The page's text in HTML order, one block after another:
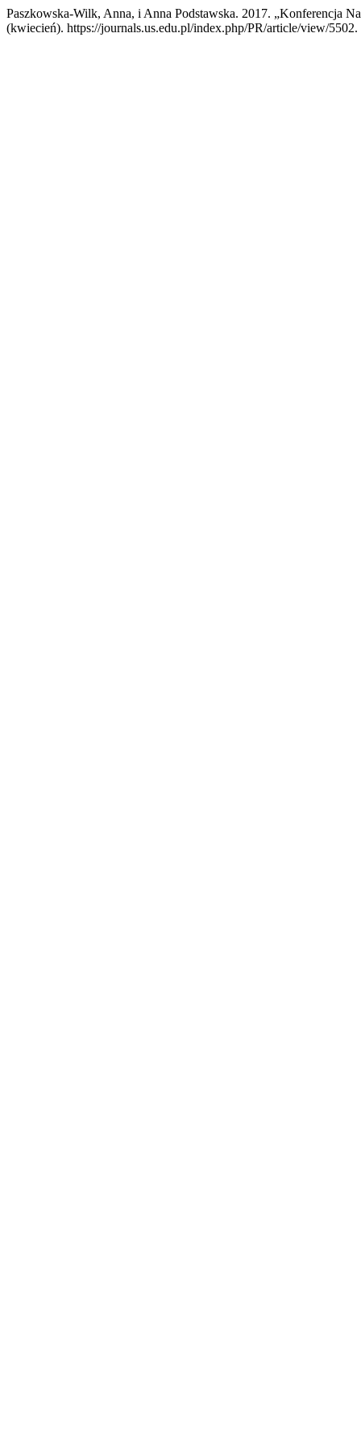
Paszkowska-Wilk, Anna, i Anna Podstawska. 2017. „Konferencja
(kwiecień). https://journals.us.edu.pl/index.php/PR/article/view/5502.